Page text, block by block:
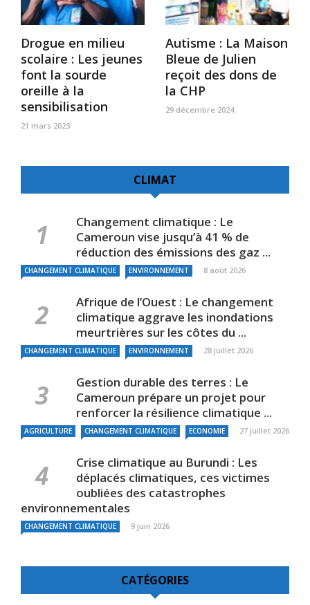
Drogue en milieu
scolaire : Les jeunes
font la sourde
oreille à la
sensibilisation
21 mars 2023
Autisme : La Maison
Bleue de Julien
reçoit des dons de
la CHP
29 décembre 2024
CLIMAT
Changement climatique : Le
Cameroun vise jusqu’à 41 % de
réduction des émissions des gaz ...
CHANGEMENT CLIMATIQUE ENVIRONNEMENT 8 août 2026
Afrique de l’Ouest : Le changement
climatique aggrave les inondations
meurtrières sur les côtes du ...
CHANGEMENT CLIMATIQUE ENVIRONNEMENT 28 juillet 2026
Gestion durable des terres : Le
Cameroun prépare un projet pour
renforcer la résilience climatique ...
AGRICULTURE CHANGEMENT CLIMATIQUE ECONOMIE 27 juillet 2026
Crise climatique au Burundi : Les
déplacés climatiques, ces victimes
oubliées des catastrophes
environnementales
CHANGEMENT CLIMATIQUE 9 juin 2026
CATÉGORIES